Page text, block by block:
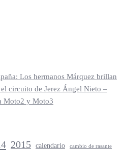
Los hermanos Márquez brillan
circuito de Jerez Ángel Nieto –
Moto2 y Moto3
2015 calendario cambio de rasante